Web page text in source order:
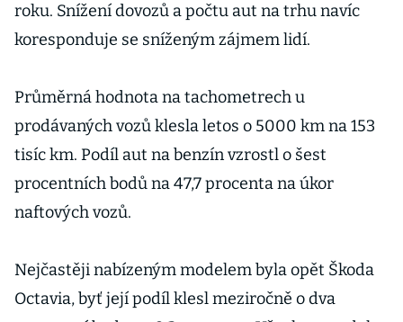
roku. Snížení dovozů a počtu aut na trhu navíc
koresponduje se sníženým zájmem lidí.
Průměrná hodnota na tachometrech u
prodávaných vozů klesla letos o 5000 km na 153
tisíc km. Podíl aut na benzín vzrostl o šest
procentních bodů na 47,7 procenta na úkor
naftových vozů.
Nejčastěji nabízeným modelem byla opět Škoda
Octavia, byť její podíl klesl meziročně o dva